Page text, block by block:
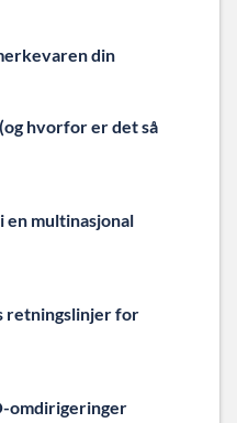
din
hvorfor er det så
en multinasjonal
retningslinjer for
omdirigeringer